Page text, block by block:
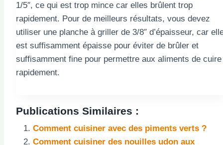
1/5″, ce qui est trop mince car elles brûlent trop
rapidement. Pour de meilleurs résultats, vous devez
utiliser une planche à griller de 3/8″ d’épaisseur, car
est suffisamment épaisse pour éviter de brûler et
suffisamment fine pour permettre aux aliments de cuire
rapidement.
Publications Similaires :
Comment cuisiner avec des piments verts ?
Comment cuisiner des nouilles udon aux